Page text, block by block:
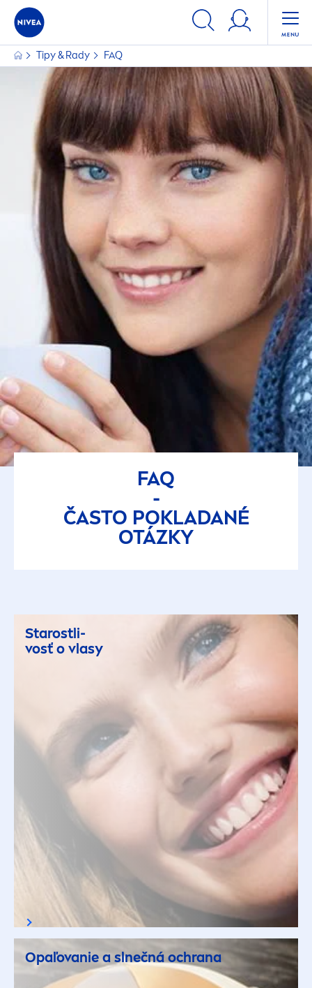
Tipy & Rady FAQ
FAQ
-
ČASTO POKLADANÉ
OTÁZKY
Starostli-
vosť o vlasy
Opaľovanie a slnečná ochrana